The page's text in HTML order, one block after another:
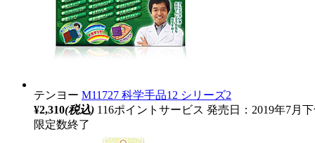
テンヨー M11727 科学手品12 シリーズ2
¥2,310(税込) 116ポイントサービス 発売日：2019年7月
限定数終了